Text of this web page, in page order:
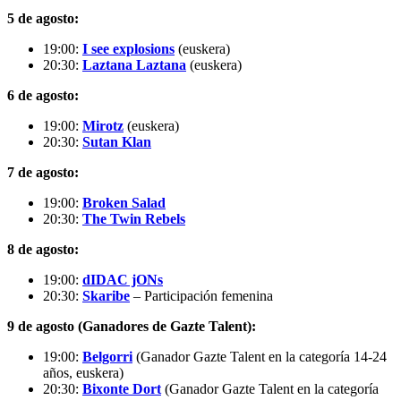
5 de agosto:
19:00: I see explosions (euskera)
20:30: Laztana Laztana (euskera)
6 de agosto:
19:00: Mirotz (euskera)
20:30: Sutan Klan
7 de agosto:
19:00: Broken Salad
20:30: The Twin Rebels
8 de agosto:
19:00: dIDAC jONs
20:30: Skaribe – Participación femenina
9 de agosto (Ganadores de Gazte Talent):
19:00: Belgorri (Ganador Gazte Talent en la categoría 14-24
años, euskera)
20:30: Bixonte Dort (Ganador Gazte Talent en la categoría